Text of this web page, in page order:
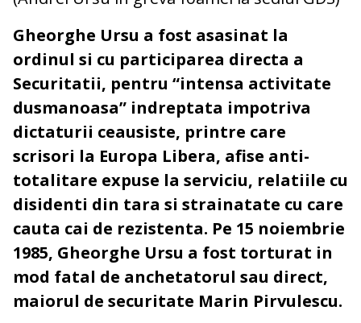
Gheorghe Ursu a fost asasinat la
ordinul si cu participarea directa a
Securitatii, pentru “intensa activitate
dusmanoasa” indreptata impotriva
dictaturii ceausiste, printre care
scrisori la Europa Libera, afise anti-
totalitare expuse la serviciu, relatiile cu
disidenti din tara si strainatate cu care
cauta cai de rezistenta. Pe 15 noiembrie
1985, Gheorghe Ursu a fost torturat in
mod fatal de anchetatorul sau direct,
maiorul de securitate Marin Pirvulescu.